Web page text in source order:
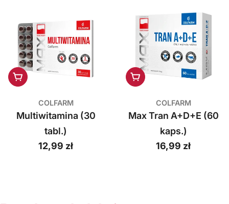
Dodaj do koszyka
COLFARM
Multiwitamina (30
tabl.)
Cena
12,99 zł
Dodaj do koszyka
COLFARM
Max Tran A+D+E (60
kaps.)
Cena
16,99 zł